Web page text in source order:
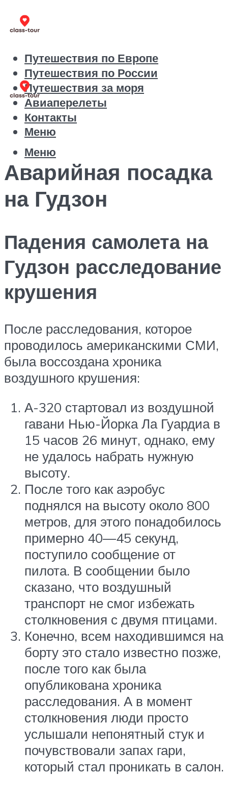
Путешествия по Европе
Путешествия по России
Путешествия за моря
Авиаперелеты
Контакты
Меню
Меню
Аварийная посадка
на Гудзон
Падения самолета на
Гудзон расследование
крушения
После расследования, которое
проводилось американскими СМИ,
была воссоздана хроника
воздушного крушения:
А-320 стартовал из воздушной
гавани Нью-Йорка Ла Гуардиа в
15 часов 26 минут, однако, ему
не удалось набрать нужную
высоту.
После того как аэробус
поднялся на высоту около 800
метров, для этого понадобилось
примерно 40—45 секунд,
поступило сообщение от
пилота. В сообщении было
сказано, что воздушный
транспорт не смог избежать
столкновения с двумя птицами.
Конечно, всем находившимся на
борту это стало известно позже,
после того как была
опубликована хроника
расследования. А в момент
столкновения люди просто
услышали непонятный стук и
почувствовали запах гари,
который стал проникать в салон.